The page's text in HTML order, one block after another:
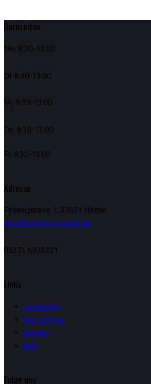
Bürozeiten
Mo: 8:30-13:00
Di: 8:30-13:00
Mi: 8:30-13:00
Do: 8:30-13:00
Fr: 8:30-13:00
Adresse
Pfennigbreite 1, 37671 Höxter
info@zimmerei-kasten.de
05271 6923331
Links
Leistungen
Das sind wir
Kontakt
AGB
Folge uns